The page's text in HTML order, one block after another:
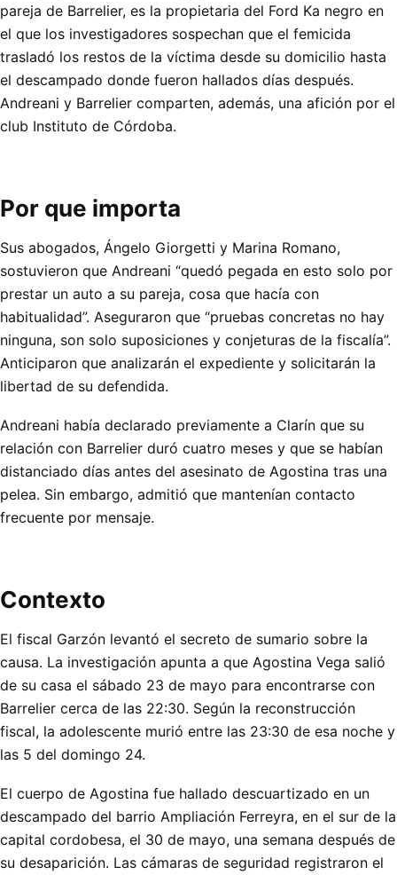
pareja de Barrelier, es la propietaria del Ford Ka negro en
el que los investigadores sospechan que el femicida
trasladó los restos de la víctima desde su domicilio hasta
el descampado donde fueron hallados días después.
Andreani y Barrelier comparten, además, una afición por el
club Instituto de Córdoba.
Por que importa
Sus abogados, Ángelo Giorgetti y Marina Romano,
sostuvieron que Andreani “quedó pegada en esto solo por
prestar un auto a su pareja, cosa que hacía con
habitualidad”. Aseguraron que “pruebas concretas no hay
ninguna, son solo suposiciones y conjeturas de la fiscalía”.
Anticiparon que analizarán el expediente y solicitarán la
libertad de su defendida.
Andreani había declarado previamente a Clarín que su
relación con Barrelier duró cuatro meses y que se habían
distanciado días antes del asesinato de Agostina tras una
pelea. Sin embargo, admitió que mantenían contacto
frecuente por mensaje.
Contexto
El fiscal Garzón levantó el secreto de sumario sobre la
causa. La investigación apunta a que Agostina Vega salió
de su casa el sábado 23 de mayo para encontrarse con
Barrelier cerca de las 22:30. Según la reconstrucción
fiscal, la adolescente murió entre las 23:30 de esa noche y
las 5 del domingo 24.
El cuerpo de Agostina fue hallado descuartizado en un
descampado del barrio Ampliación Ferreyra, en el sur de la
capital cordobesa, el 30 de mayo, una semana después de
su desaparición. Las cámaras de seguridad registraron el